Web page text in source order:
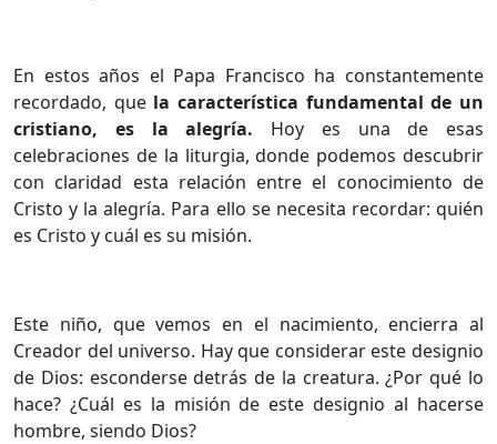
En estos años el Papa Francisco ha constantemente
recordado, quela característica fundamental de un
cristiano, es la alegría. Hoy es una de esas
celebraciones de la liturgia, donde podemos descubrir
con claridad esta relación entre el conocimiento de
Cristo y la alegría. Para ello se necesita recordar: quién
es Cristo y cuál es su misión.
Este niño, que vemos en el nacimiento, encierra al
Creador del universo. Hay que considerar este designio
de Dios: esconderse detrás de la creatura. ¿Por qué lo
hace? ¿Cuál es la misión de este designio al hacerse
hombre, siendo Dios?